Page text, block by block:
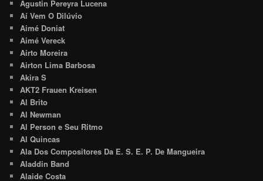
Agustin Pereyra Lucena
Aí Vem O Dilúvio
Aimé Doniat
Aimé Vereck
Airto Moreira
Airton Lima Barbosa
Akira S
AKT2 Frauen Kreisen
Al Brito
Al Newman
Al Person e Seu Ritmo
Al Quincas
Ala Dos Compositores Da E. S. E. P. De Mangueira
Aladdin Band
Alaide Costa